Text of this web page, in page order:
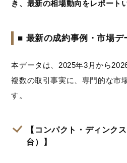
き、最新の相場動向をレポート
■ 最新の成約事例・市場デ
本データは、2025年3月から
複数の取引事実に、専門的な市
す。
【コンパクト・ディンク
台）】